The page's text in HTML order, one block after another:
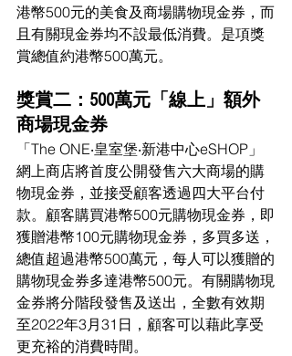
港幣500元的美食及商場購物現金券，而
且有關現金券均不設最低消費。是項獎
賞總值約港幣500萬元。
獎賞二：500萬元「線上」額外
商場現金券
「The ONE‧皇室堡‧新港中心eSHOP」
網上商店將首度公開發售六大商場的購
物現金券，並接受顧客透過四大平台付
款。顧客購買港幣500元購物現金券，即
獲贈港幣100元購物現金券，多買多送，
總值超過港幣500萬元，每人可以獲贈的
購物現金券多達港幣500元。有關購物現
金券將分階段發售及送出，全數有效期
至2022年3月31日，顧客可以藉此享受
更充裕的消費時間。